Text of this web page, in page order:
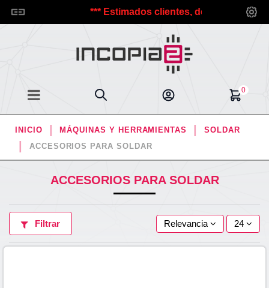
a Incopia2. *** Estimados clientes, debido a las
0
INICIO MÁQUINAS Y HERRAMIENTAS
SOLDAR
ACCESORIOS PARA SOLDAR
ACCESORIOS PARA SOLDAR
Filtrar Relevancia 24